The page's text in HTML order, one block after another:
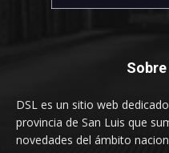
DSL es un sitio web
provincia de San Luis que
novedades del ámbito